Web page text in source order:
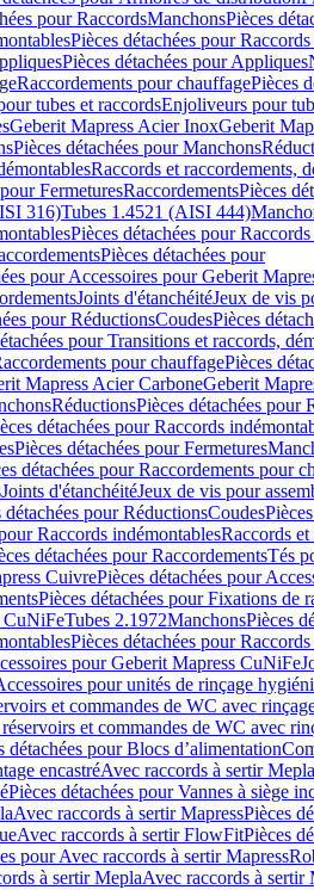
pour RaccordsManchonsPièces
Pièces détachées pour
Pièces détachées pour Appliques
Raccordements pour chauffagePièces
tubes et raccordsEnjoliveurs pour
Geberit Mapress Acier InoxGeberit
Pièces détachées pour Manchons
Raccords et raccordements,
FermeturesRaccordementsPièces
316)Tubes 1.4521 (AISI 444)
Pièces détachées pour
Pièces détachées pour
pour Accessoires pour Geberit
Joints d'étanchéitéJeux de vis
pour RéductionsCoudesPièces
pour Transitions et raccords,
pour chauffagePièces
Mapress Acier CarboneGeberit
RéductionsPièces détachées pour
détachées pour Raccords
Pièces détachées pour Fermetures
détachées pour Raccordements pour
Joints d'étanchéitéJeux de vis pour
détachées pour RéductionsCoudes
Raccords indémontablesRaccords et
détachées pour RaccordementsTés
CuivrePièces détachées pour
Pièces détachées pour Fixations de
CuNiFeTubes 2.1972ManchonsPièces
Pièces détachées pour
pour Geberit Mapress CuNiFe
pour unités de rinçage
et commandes de WC avec
et commandes de WC avec
détachées pour Blocs d’alimentation
encastréAvec raccords à sertir Mepla
Pièces détachées pour Vannes à siège
Avec raccords à sertir MapressPièces
Avec raccords à sertir FlowFitPièces
pour Avec raccords à sertir Mapress
à sertir MeplaAvec raccords à sertir